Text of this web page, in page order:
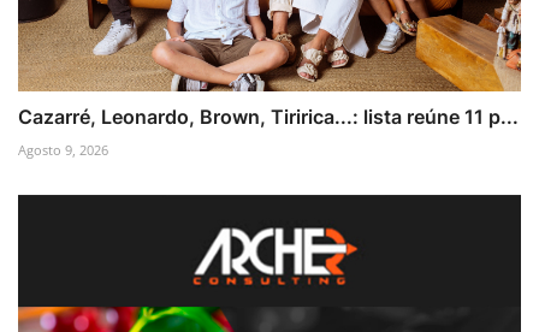
Cazarré, Leonardo, Brown, Tiririca...: lista reúne 11 p...
Agosto 9, 2026